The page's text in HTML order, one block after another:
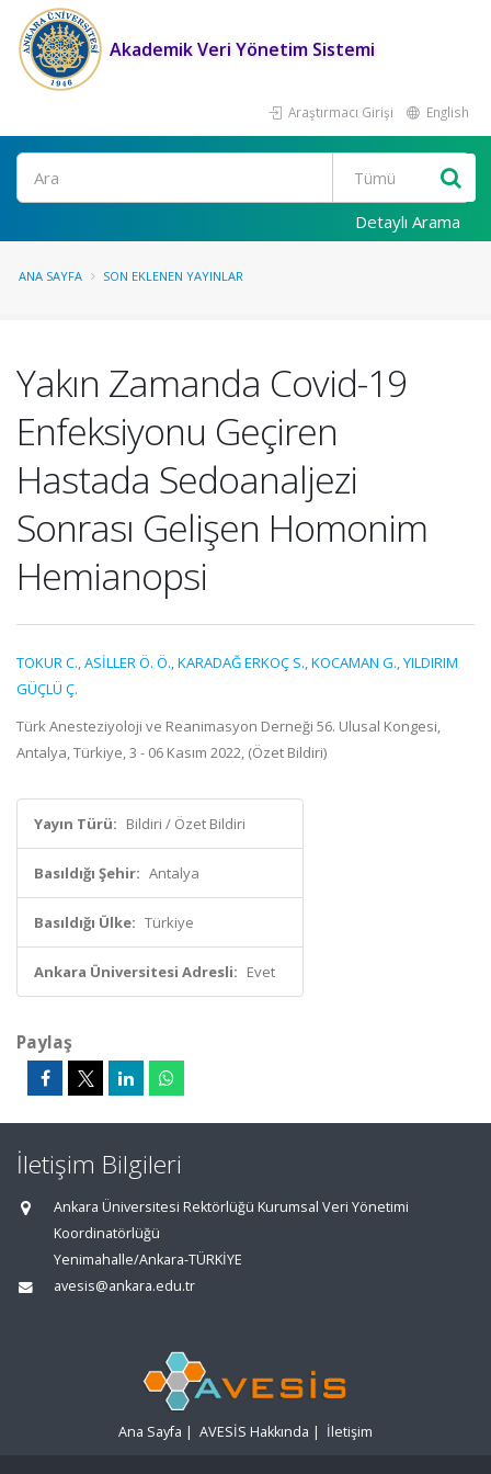
Akademik Veri Yönetim Sistemi
Araştırmacı Girişi English
Ara
Detaylı Arama
ANA SAYFA SON EKLENEN YAYINLAR
Yakın Zamanda Covid-19
Enfeksiyonu Geçiren
Hastada Sedoanaljezi
Sonrası Gelişen Homonim
Hemianopsi
TOKUR C.,ASİLLER Ö. Ö.,KARADAĞ ERKOÇ S.,KOCAMAN G.,YILDIRIM
GÜÇLÜ Ç.
Türk Anesteziyoloji ve Reanimasyon Derneği 56. Ulusal Kongesi,
Antalya, Türkiye, 3 - 06 Kasım 2022, (Özet Bildiri)
Yayın Türü: Bildiri / Özet Bildiri
Basıldığı Şehir: Antalya
Basıldığı Ülke: Türkiye
Ankara Üniversitesi Adresli: Evet
Paylaş
İletişim Bilgileri
Ankara Üniversitesi Rektörlüğü Kurumsal Veri Yönetimi
Koordinatörlüğü
Yenimahalle/Ankara-TÜRKİYE
avesis@ankara.edu.tr
Ana Sayfa | AVESİS Hakkında | İletişim